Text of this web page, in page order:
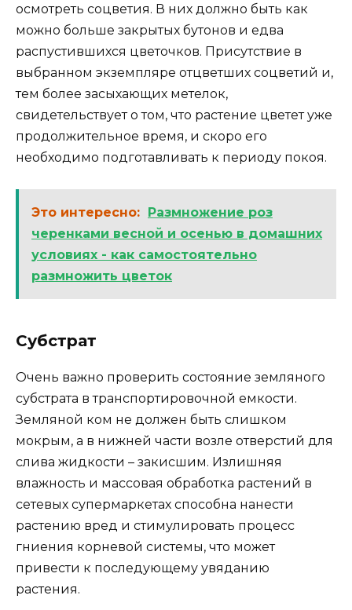
осмотреть соцветия. В них должно быть как
можно больше закрытых бутонов и едва
распустившихся цветочков. Присутствие в
выбранном экземпляре отцветших соцветий и,
тем более засыхающих метелок,
свидетельствует о том, что растение цветет уже
продолжительное время, и скоро его
необходимо подготавливать к периоду покоя.
Это интересно: Размножение роз
черенками весной и осенью в домашних
условиях - как самостоятельно
размножить цветок
Субстрат
Очень важно проверить состояние земляного
субстрата в транспортировочной емкости.
Земляной ком не должен быть слишком
мокрым, а в нижней части возле отверстий для
слива жидкости – закисшим. Излишняя
влажность и массовая обработка растений в
сетевых супермаркетах способна нанести
растению вред и стимулировать процесс
гниения корневой системы, что может
привести к последующему увяданию
растения.